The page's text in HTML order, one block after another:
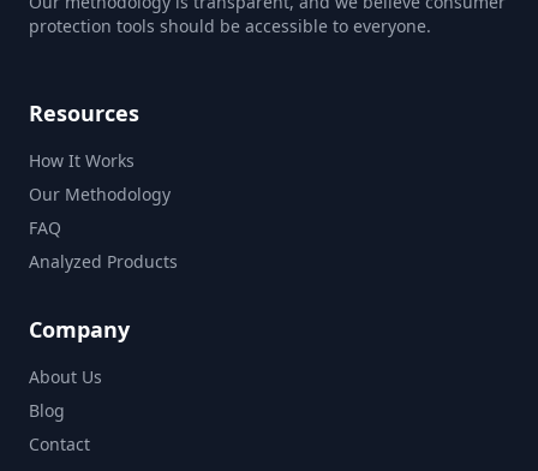
protection tools should be accessible to everyone.
Resources
How It Works
Our Methodology
FAQ
Analyzed Products
Company
About Us
Blog
Contact